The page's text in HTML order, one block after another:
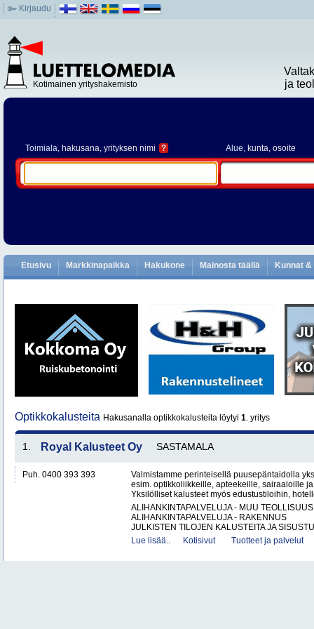
Kirjaudu
Kotimainen yrityshakemisto
ja
Toimiala, hakusana, yrityksen nimi ? Alue, kunta, osoite
Etusivu Markkinapaikka Hakukone Mainosta täällä Kunnat
Optikkokalusteita Hakusanalla optikkokalusteita löytyi 1. yritys
1. Royal Kalusteet Oy SASTAMALA
Puh. 0400 393 393
Valmistamme perinteisellä puusepäntaidolla
esim. optikkoliikkeille, apteekeille, sairaaloille
Yksilölliset kalusteet myös edustustiloihin,
ALIHANKINTAPALVELUJA - MUU TEOLLISUUS
ALIHANKINTAPALVELUJA - RAKENNUS
JULKISTEN TILOJEN KALUSTEITA JA
Lue lisää..
Kotisivut Tuotteet ja palvelut